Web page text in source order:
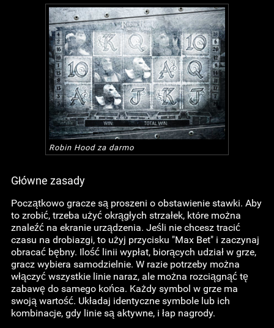
Robin Hood za darmo
Główne zasady
Początkowo gracze są proszeni o obstawienie stawki. Aby
to zrobić, trzeba użyć okrągłych strzałek, które można
znaleźć na ekranie urządzenia. Jeśli nie chcesz tracić
czasu na drobiazgi, to użyj przycisku "Max Bet" i zaczynaj
obracać bębny. Ilość linii wypłat, biorących udział w grze,
gracz wybiera samodzielnie. W razie potrzeby można
włączyć wszystkie linie naraz, ale można rozciągnąć tę
zabawę do samego końca. Każdy symbol w grze ma
swoją wartość. Układaj identyczne symbole lub ich
kombinacje, gdy linie są aktywne, i łap nagrody.